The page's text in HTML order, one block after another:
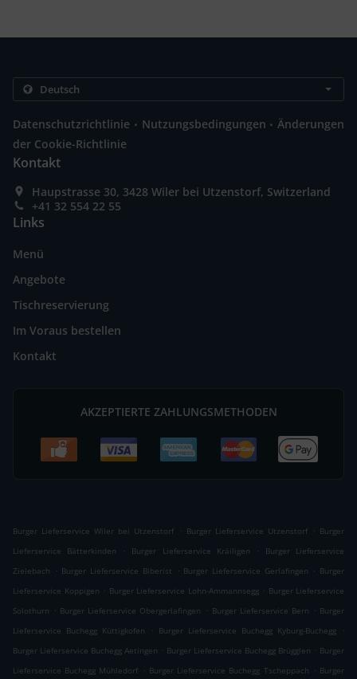
Datenschutzrichtlinie . Nutzungsbedingungen . Änderungen
der Cookie-Richtlinie
Kontakt
Haupstrasse 30, 3428 Wiler bei Utzenstorf, Switzerland
+41 32 554 22 55
Links
Menü
Angebote
Tischreservierung
Im Voraus bestellen
Kontakt
AKZEPTIERTE ZAHLUNGSMETHODEN
Burger Lieferservice Wiler bei Utzenstorf . Burger Lieferservice Utzenstorf . Burger
Lieferservice Bätterkinden
. Burger Lieferservice Kräiligen .
Burger Lieferservice
Zielebach
. Burger Lieferservice Biberist . Burger Lieferservice Gerlafingen . Burger
Lieferservice Koppigen . Burger Lieferservice Lohn-Ammannsegg . Burger Lieferservice
Solothurn . Burger Lieferservice Obergerlafingen . Burger Lieferservice Bern . Burger
Lieferservice Buchegg Küttigkofen
. Burger Lieferservice Buchegg Kyburg-Buchegg
.
Burger Lieferservice Buchegg Aetingen . Burger Lieferservice Buchegg Brügglen . Burger
Lieferservice Buchegg Mühledorf . Burger Lieferservice Buchegg Tscheppach . Burger